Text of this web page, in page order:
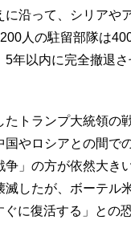
沿って、シリアや
人の駐留部隊は
5年以内に完全撤退
トランプ大統領の
国やロシアとの間で
争」の方が依然大き
滅したが、ボーテル
に復活する」との